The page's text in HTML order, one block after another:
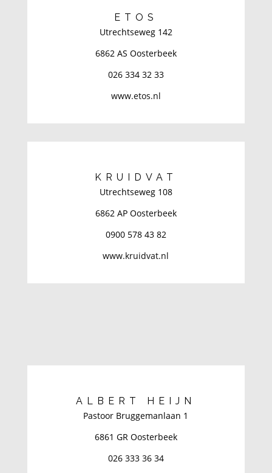
ETOS
Utrechtseweg 142
6862 AS Oosterbeek
026 334 32 33
www.etos.nl
KRUIDVAT
Utrechtseweg 108
6862 AP Oosterbeek
0900 578 43 82
www.kruidvat.nl
ALBERT HEIJN
Pastoor Bruggemanlaan 1
6861 GR Oosterbeek
026 333 36 34